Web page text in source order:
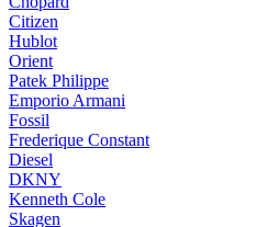
Citizen
Hublot
Orient
Patek Philippe
Emporio Armani
Fossil
Frederique Constant
Diesel
DKNY
Kenneth Cole
Skagen